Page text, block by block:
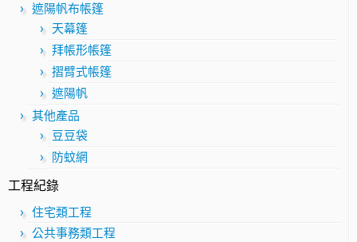
遮陽帆布帳篷
天幕篷
拜帳形帳篷
摺臂式帳篷
遮陽帆
其他產品
豆豆袋
防蚊網
工程紀錄
住宅類工程
公共事務類工程